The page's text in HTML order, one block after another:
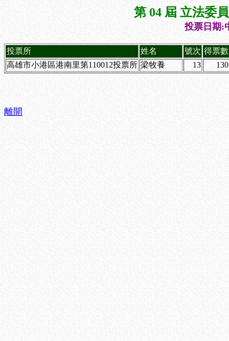
第 04 屆 立法委
投票日期:
投票所 姓名 號次 得票數
高雄市小港區港南里第110012投票所 梁牧養 13 130
離開